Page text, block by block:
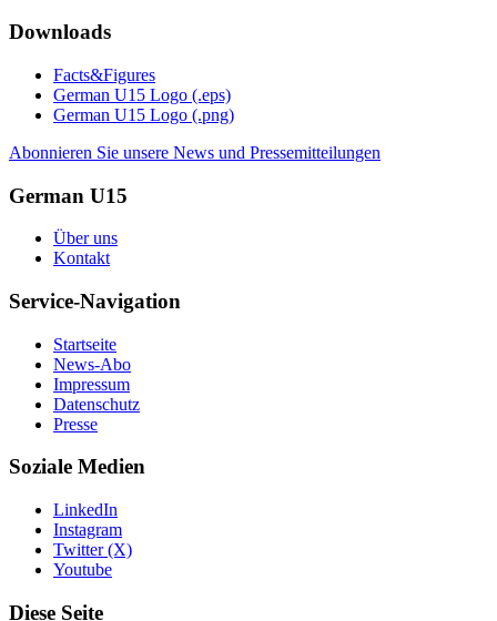
Downloads
Facts&Figures
German U15 Logo (.eps)
German U15 Logo (.png)
Abonnieren Sie unsere News und Pressemitteilungen
German U15
Über uns
Kontakt
Service-Navigation
Startseite
News-Abo
Impressum
Datenschutz
Presse
Soziale Medien
LinkedIn
Instagram
Twitter (X)
Youtube
Diese Seite